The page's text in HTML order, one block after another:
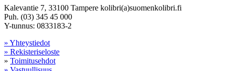
Kalevantie 7, 33100 Tampere kolibri(a)suomenkolibri.fi
Puh. (03) 345 45 000
Y-tunnus: 0833183-2
» Yhteystiedot
» Rekisteriseloste
» Toimitusehdot